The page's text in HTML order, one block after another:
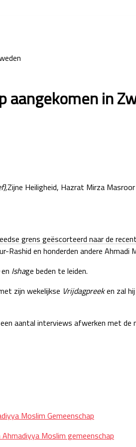
aangekomen in
Zijne Heiligheid, Hazrat Mirza
grens geëscorteerd naar de
Rashid en honderden andere Ahmadi
en Ishage beden te leiden.
zijn wekelijkse Vrijdagpreeken zal
aantal interviews afwerken met
Moslim Gemeenschap
Moslim gemeenschap